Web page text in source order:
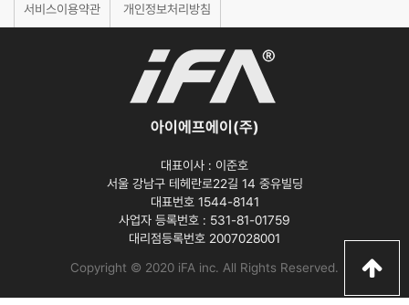
서비스이용약관 개인정보처리방침
아이에프에이(주)
대표이사 : 이준호
서울 강남구 테헤란로22길 14 중유빌딩
대표번호 1544-8141
사업자 등록번호 : 531-81-01759
대리점등록번호 2007028001
Copyright © 2020 iFA inc. All Rights Reserved.